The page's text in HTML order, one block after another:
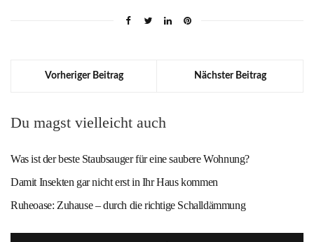
Vorheriger Beitrag Nächster Beitrag
Du magst vielleicht auch
Was ist der beste Staubsauger für eine saubere Wohnung?
Damit Insekten gar nicht erst in Ihr Haus kommen
Ruheoase: Zuhause – durch die richtige Schalldämmung